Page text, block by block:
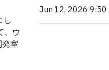
し
、ウ
発室
Jun 12, 2026 9:50